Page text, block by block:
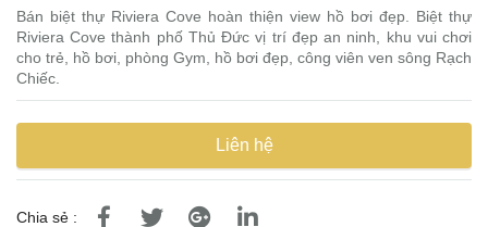
Bán biệt thự Riviera Cove hoàn thiện view hồ bơi đẹp. Biệt thự
Riviera Cove thành phố Thủ Đức vị trí đẹp an ninh, khu vui chơi
cho trẻ, hồ bơi, phòng Gym, hồ bơi đẹp, công viên ven sông Rạch
Chiếc.
Liên hệ
Chia sẻ :